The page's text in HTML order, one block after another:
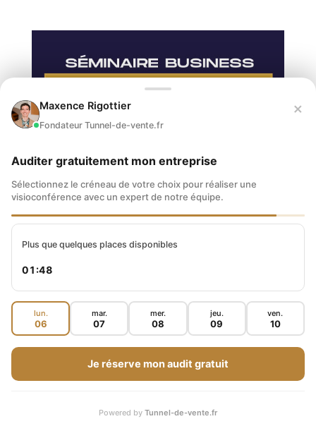
Maxence Rigottier
Fondateur Tunnel-de-vente.fr
×
Auditer gratuitement mon entreprise
Sélectionnez le créneau de votre choix pour réaliser une
visioconférence avec un expert de notre équipe.
Plus que quelques places disponibles
01:47
lun.
06
mar.
07
mer.
08
jeu.
09
ven.
10
Je réserve mon audit gratuit
Powered by Tunnel-de-vente.fr